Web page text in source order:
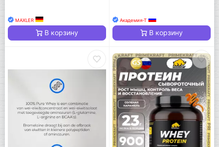
MAXLER
В корзину
Академия-Т
В корзину